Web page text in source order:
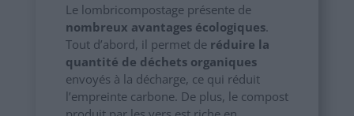
Le lombricompostage présente de
nombreux avantages écologiques.
Tout d’abord, il permet de réduire la
quantité de déchets organiques
envoyés à la décharge, ce qui réduit
l’empreinte carbone. De plus, le compost